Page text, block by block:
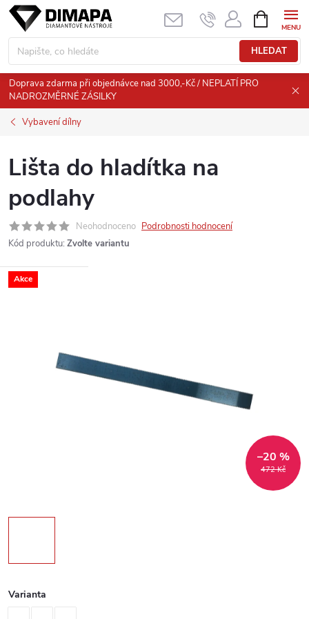
Přejít
obsah
HLEDAT
NÁKUPNÍ
KOŠÍK
Doprava zdarma při objednávce nad 3000,-Kč / NEPLATÍ PRO
NADROZMĚRNÉ ZÁSILKY
Vybavení dílny
Lišta do hladítka na
podlahy
Neohodnoceno Podrobnosti hodnocení
Kód produktu: Zvolte variantu
Akce
472 Kč
–20 %
Varianta